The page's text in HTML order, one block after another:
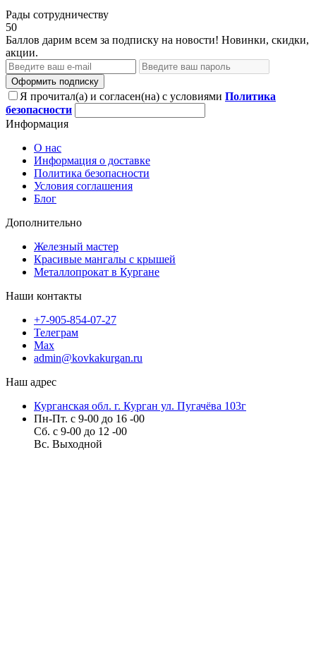
Рады сотрудничеству
50
Баллов дарим всем за подписку на новости! Новинки, скидки,
акции.
Оформить подписку
Я прочитал(а) и согласен(на) с условиями Политика
безопасности
Информация
О нас
Информация о доставке
Политика безопасности
Условия соглашения
Блог
Дополнительно
Железный мастер
Красивые мангалы с крышей
Металлопрокат в Кургане
Наши контакты
+7-905-854-07-27
Телеграм
Max
admin@kovkakurgan.ru
Наш адрес
Курганская обл. г. Курган ул. Пугачёва 103г
Пн-Пт. с 9-00 до 16 -00
Сб. с 9-00 до 12 -00
Вс. Выходной